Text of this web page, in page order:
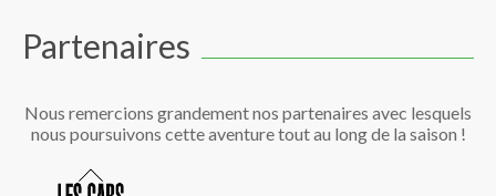
Partenaires
Nous remercions grandement nos partenaires avec lesquels
nous poursuivons cette aventure tout au long de la saison !